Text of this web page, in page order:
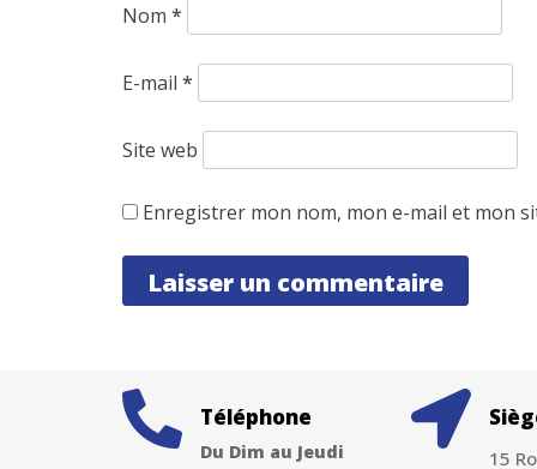
Nom *
E-mail *
Site web
Enregistrer mon nom, mon e-mail et mon
Téléphone
Du Dim au Jeudi
15